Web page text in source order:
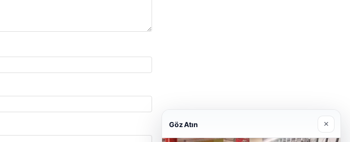
Göz Atın ×